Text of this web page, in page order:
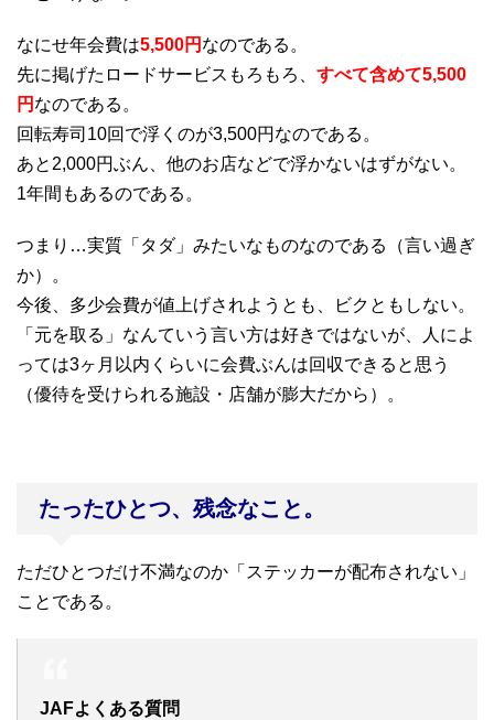
なにせ年会費は5,500円 なのである。
先に掲げたロードサービスもろもろ、 すべて含めて5,500
円 なのである。
回転寿司10回で浮くのが3,500円なのである。
あと2,000円ぶん、他のお店などで浮かないはずがない。
1年間もあるのである。
つまり…実質「タダ」みたいなものなのである（言い過ぎ
か）。
今後、多少会費が値上げされようとも、ビクともしない。
「元を取る」なんていう言い方は好きではないが、人によ
っては3ヶ月以内くらいに会費ぶんは回収できると思う
（優待を受けられる施設・店舗が膨大だから）。
たったひとつ、残念なこと。
ただひとつだけ不満なのか「ステッカーが配布されない」
ことである。
JAFよくある質問